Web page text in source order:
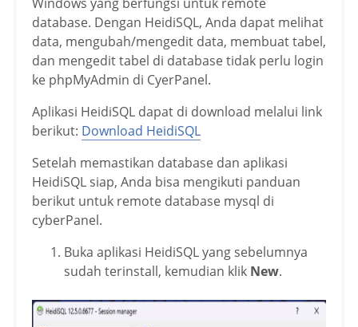
database. Dengan HeidiSQL, Anda dapat melihat
data, mengubah/mengedit data, membuat tabel,
dan mengedit tabel di database tidak perlu login
ke phpMyAdmin di CyerPanel.
Aplikasi HeidiSQL dapat di download melalui link
berikut: Download HeidiSQL
Setelah memastikan database dan aplikasi
HeidiSQL siap, Anda bisa mengikuti panduan
berikut untuk remote database mysql di
cyberPanel.
Buka aplikasi HeidiSQL yang sebelumnya
sudah terinstall, kemudian klik New.